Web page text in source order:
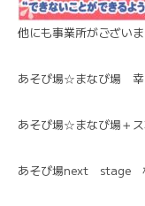
他にも事業所がござい
あそび場☆まなび場
あそび場☆まなび場＋
あそび場next stage